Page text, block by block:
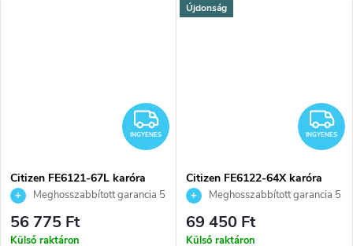
INGYENES
INGYENES
Citizen FE6121-67L karóra
Meghosszabbított garancia 5
évre. Akár 100 napos
visszaküldési lehetőség. Hivatalos
56 775 Ft
Külső raktáron
Újdonság
INGYENES
Citizen FE6122-64X karóra
Meghosszabbított garancia 5
évre. Akár 100 napos
visszaküldési lehetőség. Hivatalos
69 450 Ft
Külső raktáron